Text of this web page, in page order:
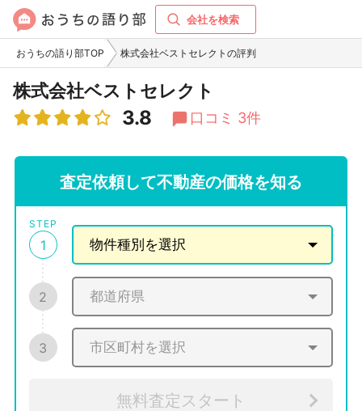
会社を検索
おうちの語り部TOP 株式会社ベストセレクトの評判
株式会社ベストセレクト
3.8 口コミ 3件
査定依頼して不動産の価格を知る
STEP
1
2
3
無料査定スタート